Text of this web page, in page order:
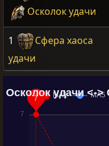
Осколок удачи
1 Сфера хаоса
удачи